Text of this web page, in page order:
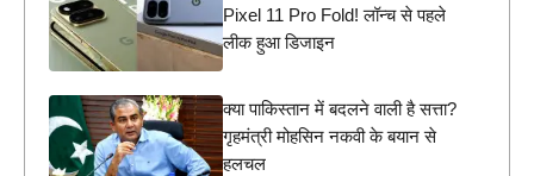
Pixel 11 Pro Fold! लॉन्च से पहले
लीक हुआ डिजाइन
क्या पाकिस्तान में बदलने वाली है सत्ता?
गृहमंत्री मोहसिन नकवी के बयान से
हलचल